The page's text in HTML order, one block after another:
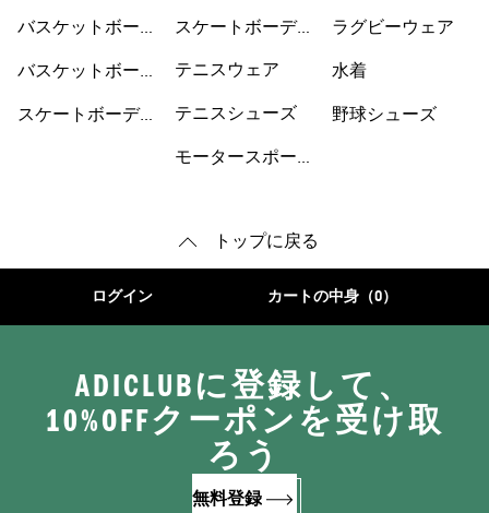
バスケットボール
バスケットボール
スケートボーディ
スケートボーディ
テニスウェア
テニスシューズ
モータースポーツ
ウェア
ラグビーウェア
水着
野球シューズ
トップに戻る
ログイン カートの中身（0）
ADICLUBに登録して、
10%OFFクーポンを受け取
ろう
無料登録